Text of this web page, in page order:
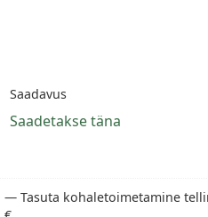
Saadavus
Saadetakse täna
Tasuta kohaletoimetamine